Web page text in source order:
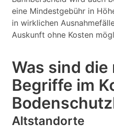
eine Mindestgebühr in
in wirklichen
Auskunft ohne Kosten
Was sind die
Begriffe im
Altstandorte